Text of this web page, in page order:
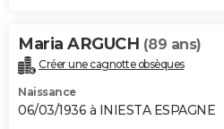
Maria ARGUCH (89 ans)
Créer une cagnotte obsèques
Naissance
06/03/1936 à INIESTA ESPAGNE